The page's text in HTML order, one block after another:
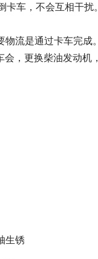
卡车，不会互相干扰
流是通过卡车完成
，更换柴油发动机
生锈